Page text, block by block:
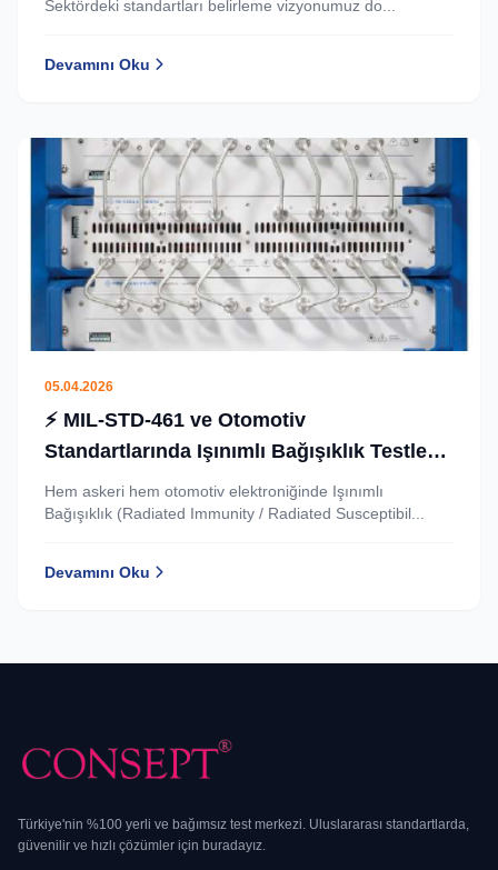
Sektördeki standartları belirleme vizyonumuz do...
Devamını Oku
05.04.2026
⚡ MIL‑STD‑461 ve Otomotiv
Standartlarında Işınımlı Bağışıklık Testleri:
3000 W Güç Yükselteci ile Artırılmış
Yüksek Alan Kapasitesi
Hem askeri hem otomotiv elektroniğinde Işınımlı
Bağışıklık (Radiated Immunity / Radiated Susceptibil...
Devamını Oku
Türkiye'nin %100 yerli ve bağımsız test merkezi. Uluslararası standartlarda,
güvenilir ve hızlı çözümler için buradayız.